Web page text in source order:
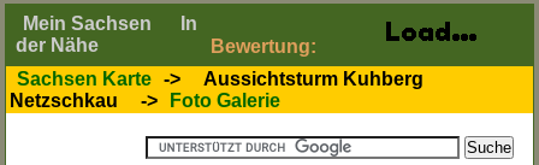
Bewertung:
Mein Sachsen
In
der Nähe
Sachsen Karte ->
Aussichtsturm Kuhberg
Netzschkau
-> Foto Galerie